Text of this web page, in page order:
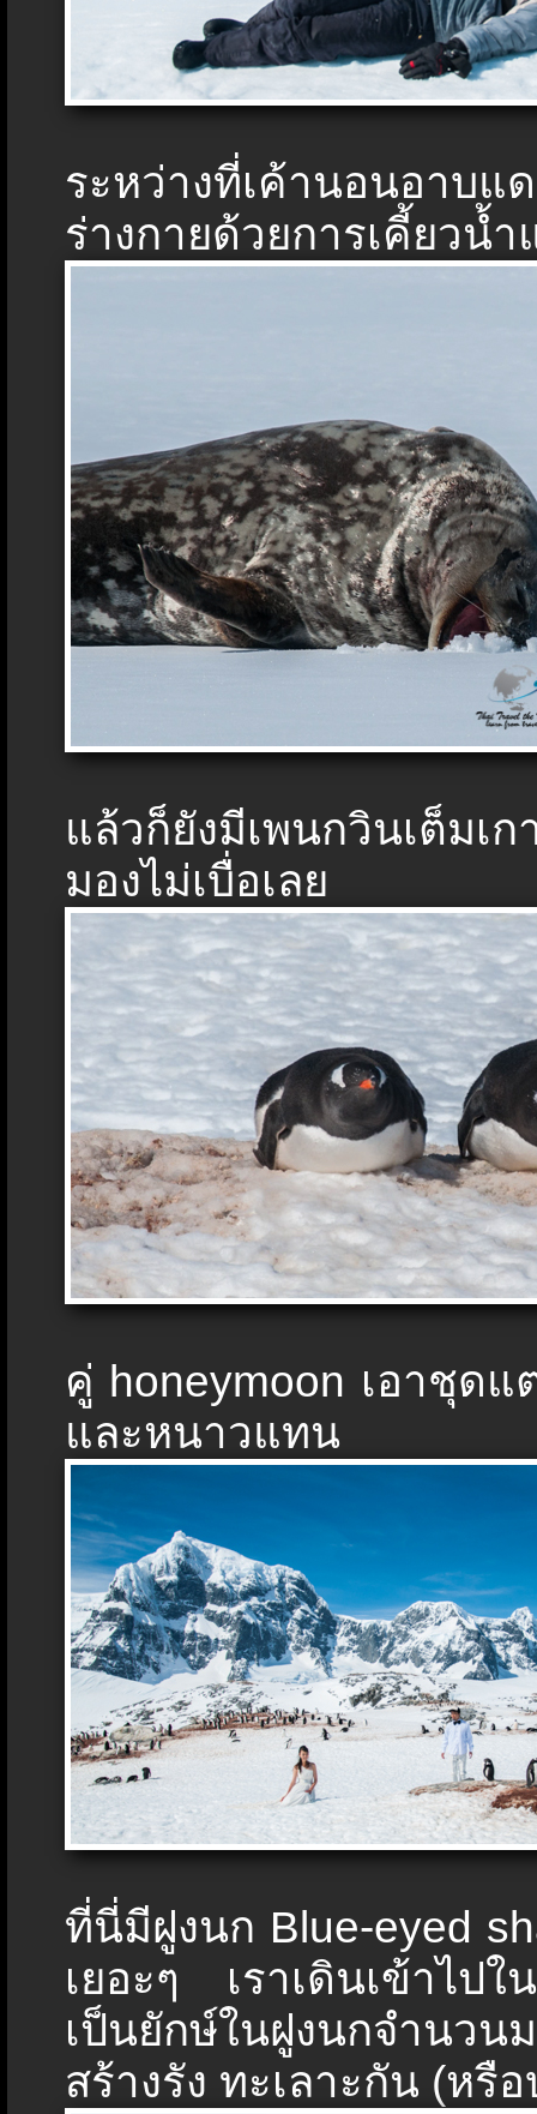
ระหว่างที่เค้านอนอา
ร่างกายด้วยการเคี้ยวน้
แล้วก็ยังมีเพนกวินเต็ม
มองไม่เบื่อเลย
คู่ honeymoon เอาชุดแ
และหนาวแทน
ที่นี่มีฝูงนก Blue-eyed
เยอะๆ เราเดินเข้าไป
เป็นยักษ์ในฝูงนกจำนว
สร้างรัง ทะเลาะกัน (หรื